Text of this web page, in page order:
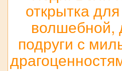
открытка
волшебной,
подруги с